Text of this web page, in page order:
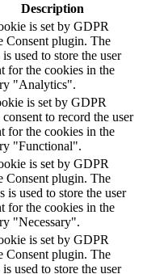
Description
is set by GDPR
Consent plugin. The
used to store the user
for the cookies in the
"Analytics".
is set by GDPR
to record the user
for the cookies in the
"Functional".
is set by GDPR
Consent plugin. The
is used to store the user
for the cookies in the
"Necessary".
is set by GDPR
Consent plugin. The
used to store the user